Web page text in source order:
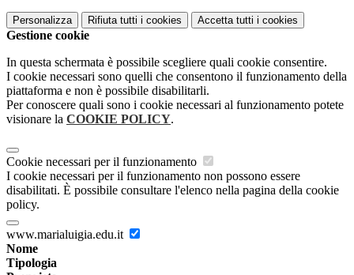
Personalizza Rifiuta tutti i cookies Accetta tutti i cookies
Gestione cookie
In questa schermata è possibile scegliere quali cookie consentire.
I cookie necessari sono quelli che consentono il funzionamento della
piattaforma e non è possibile disabilitarli.
Per conoscere quali sono i cookie necessari al funzionamento potete
visionare la COOKIE POLICY.
Cookie necessari per il funzionamento
I cookie necessari per il funzionamento non possono essere
disabilitati. È possibile consultare l'elenco nella pagina della cookie
policy.
www.marialuigia.edu.it
Nome
Tipologia